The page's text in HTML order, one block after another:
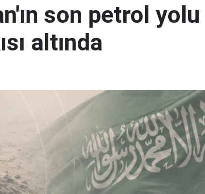
son petrol yolu
altında